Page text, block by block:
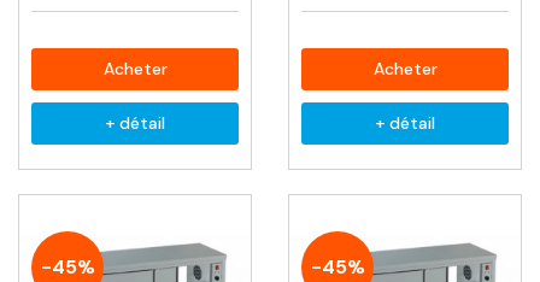
Acheter
+ détail
Acheter
+ détail
-45% -45%